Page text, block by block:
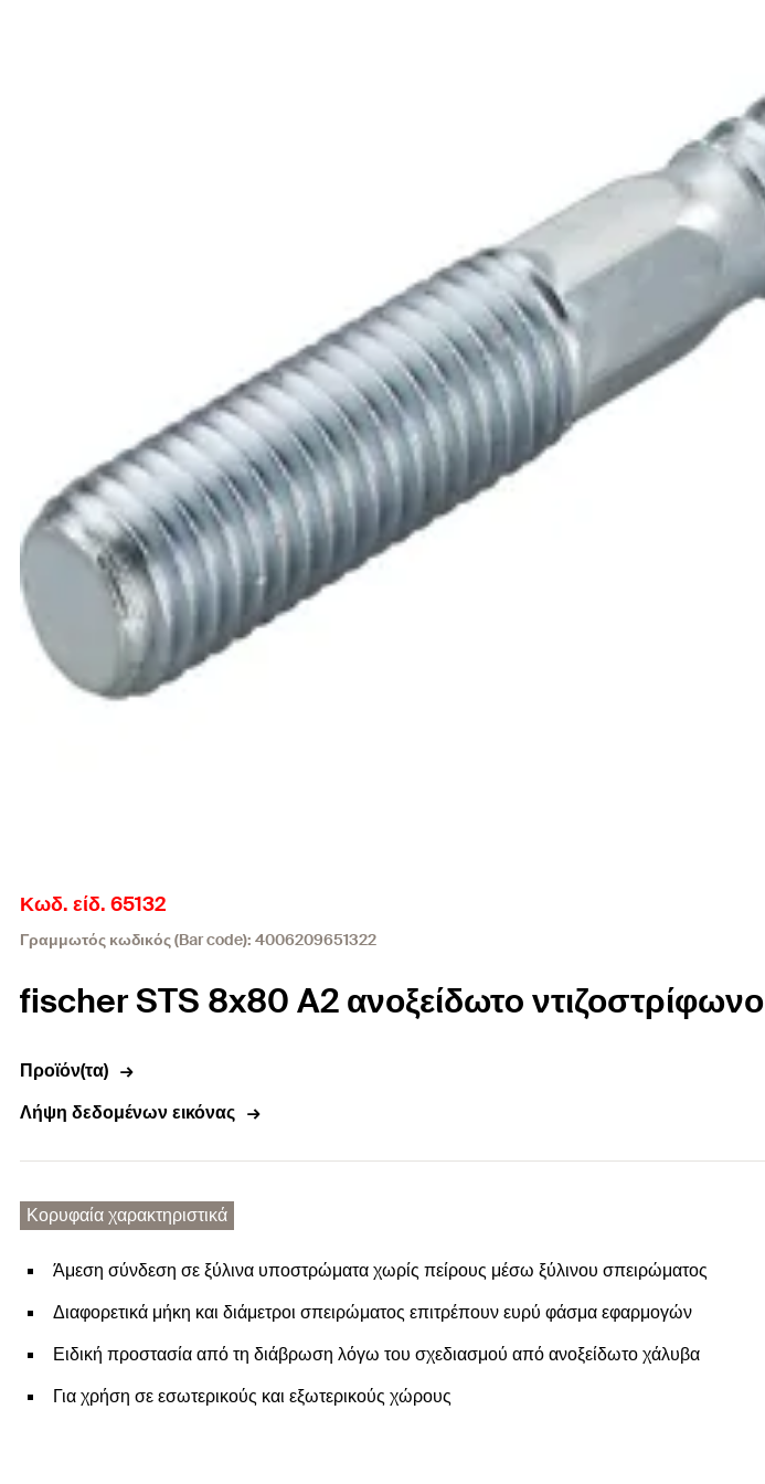
Κωδ. είδ. 65132
Γραμμωτός κωδικός (Bar code): 4006209651322
fischer STS 8x80 A2 ανοξείδωτo ντιζοστρίφωνο
Προϊόν(τα)
Λήψη δεδομένων εικόνας
Κορυφαία χαρακτηριστικά
Άμεση σύνδεση σε ξύλινα υποστρώματα χωρίς πείρους μέσω ξύλινου σπειρώματος
Διαφορετικά μήκη και διάμετροι σπειρώματος επιτρέπουν ευρύ φάσμα εφαρμογών
Ειδική προστασία από τη διάβρωση λόγω του σχεδιασμού από ανοξείδωτο χάλυβα
Για χρήση σε εσωτερικούς και εξωτερικούς χώρους